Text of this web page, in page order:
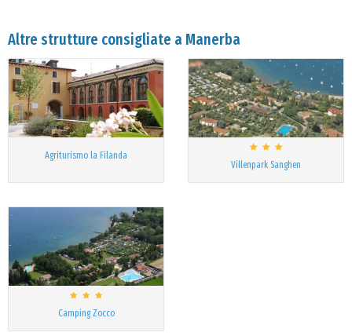
Altre strutture consigliate a Manerba
Agriturismo la Filanda
Villenpark Sanghen
Camping Zocco